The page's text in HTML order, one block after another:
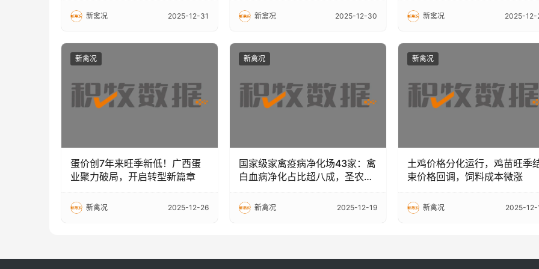
新禽况 2025-12-31
剖析新禽况 2025-12-30 新禽况 2025-12-
新禽况
蛋价创7年来旺季新低！广西蛋
业聚力破局，开启转型新篇章
新禽况 2025-12-26
新禽况
国家级家禽疫病净化场43家：禽
白血病净化占比超八成，圣农5
新禽况 2025-12-19
新禽况
土鸡价格分化运行，鸡苗旺季
束价格回调，饲料成本微涨
新禽况 2025-12-